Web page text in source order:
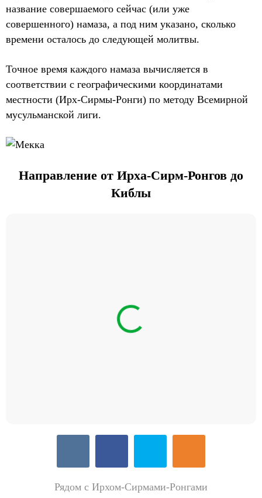
название совершаемого сейчас (или уже
совершенного) намаза, а под ним указано, сколько
времени осталось до следующей молитвы.
Точное время каждого намаза вычисляется в
соответствии с географическими координатами
местности (Ирх-Сирмы-Ронги) по методу Всемирной
мусульманской лиги.
Направление от Ирха-Сирм-Ронгов до
Киблы
Рядом с Ирхом-Сирмами-Ронгами